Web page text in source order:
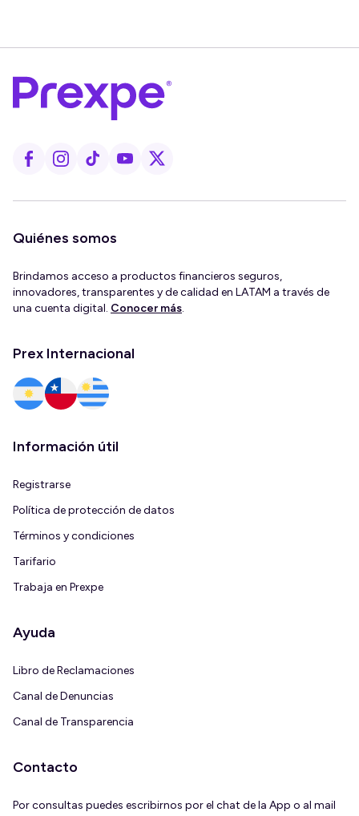
Quiénes somos
Brindamos acceso a productos financieros seguros,
innovadores, transparentes y de calidad en LATAM a través de
una cuenta digital. Conocer más.
Prex Internacional
Información útil
Registrarse
Política de protección de datos
Términos y condiciones
Tarifario
Trabaja en Prexpe
Ayuda
Libro de Reclamaciones
Canal de Denuncias
Canal de Transparencia
Contacto
Por consultas puedes escribirnos por el chat de la App o al mail